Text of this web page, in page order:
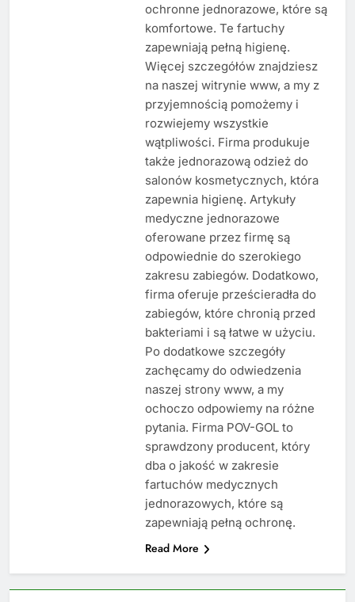
ochronne jednorazowe, które są
komfortowe. Te fartuchy
zapewniają pełną higienę.
Więcej szczegółów znajdziesz
na naszej witrynie www, a my z
przyjemnością pomożemy i
rozwiejemy wszystkie
wątpliwości. Firma produkuje
także jednorazową odzież do
salonów kosmetycznych, która
zapewnia higienę. Artykuły
medyczne jednorazowe
oferowane przez firmę są
odpowiednie do szerokiego
zakresu zabiegów. Dodatkowo,
firma oferuje prześcieradła do
zabiegów, które chronią przed
bakteriami i są łatwe w użyciu.
Po dodatkowe szczegóły
zachęcamy do odwiedzenia
naszej strony www, a my
ochoczo odpowiemy na różne
pytania. Firma POV-GOL to
sprawdzony producent, który
dba o jakość w zakresie
fartuchów medycznych
jednorazowych, które są
zapewniają pełną ochronę.
Read More